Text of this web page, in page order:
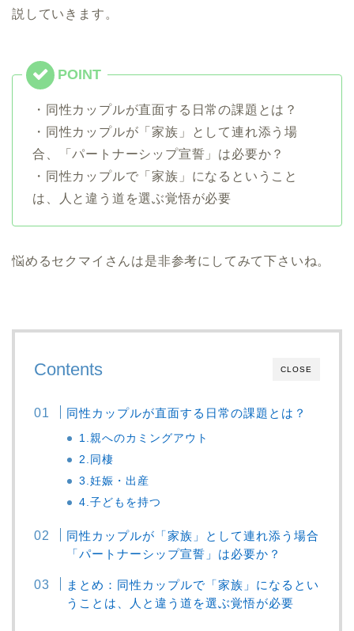
説していきます。
・同性カップルが直面する日常の課題とは？
・同性カップルが「家族」として連れ添う場
合、「パートナーシップ宣誓」は必要か？
・同性カップルで「家族」になるということ
は、人と違う道を選ぶ覚悟が必要
悩めるセクマイさんは是非参考にしてみて下さいね。
CLOSE
Contents
同性カップルが直面する日常の課題とは？
1.親へのカミングアウト
2.同棲
3.妊娠・出産
4.子どもを持つ
同性カップルが「家族」として連れ添う場合
「パートナーシップ宣誓」は必要か？
まとめ：同性カップルで「家族」になるとい
うことは、人と違う道を選ぶ覚悟が必要